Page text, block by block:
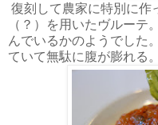
復刻して農家に特別に作
（？）を用いたヴルーテ
んでいるかのようでした
ていて無駄に腹が膨れる。